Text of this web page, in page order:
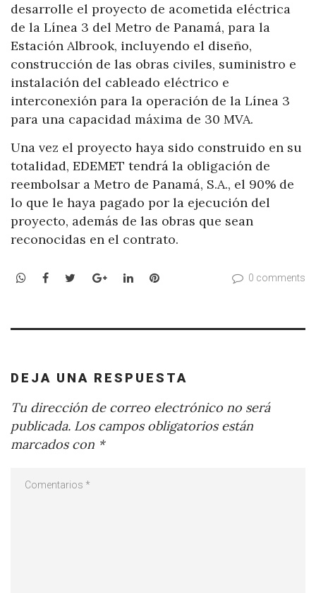
desarrolle el proyecto de acometida eléctrica
de la Línea 3 del Metro de Panamá, para la
Estación Albrook, incluyendo el diseño,
construcción de las obras civiles, suministro e
instalación del cableado eléctrico e
interconexión para la operación de la Línea 3
para una capacidad máxima de 30 MVA.
Una vez el proyecto haya sido construido en su
totalidad, EDEMET tendrá la obligación de
reembolsar a Metro de Panamá, S.A., el 90% de
lo que le haya pagado por la ejecución del
proyecto, además de las obras que sean
reconocidas en el contrato.
WhatsApp
Facebook
TwitterGoogle+LinkedInPinterest 0 comments
DEJA UNA RESPUESTA
Tu dirección de correo electrónico no será
publicada. Los campos obligatorios están
marcados con *